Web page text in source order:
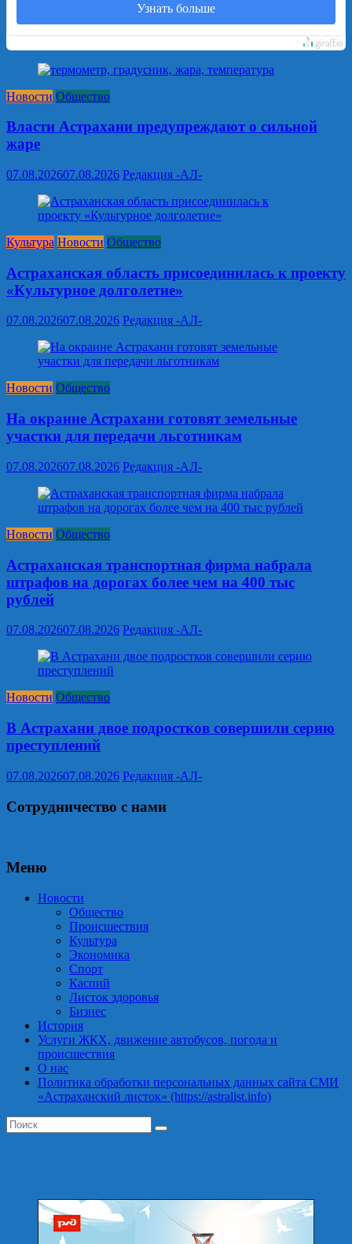
Узнать больше
Новости Общество
Власти Астрахани предупреждают о сильной
жаре
07.08.202607.08.2026 Редакция -АЛ-
Культура Новости Общество
Астраханская область присоединилась к проекту
«Культурное долголетие»
07.08.202607.08.2026 Редакция -АЛ-
Новости Общество
На окраине Астрахани готовят земельные
участки для передачи льготникам
07.08.202607.08.2026 Редакция -АЛ-
Новости Общество
Астраханская транспортная фирма набрала
штрафов на дорогах более чем на 400 тыс
рублей
07.08.202607.08.2026 Редакция -АЛ-
Новости Общество
В Астрахани двое подростков совершили серию
преступлений
07.08.202607.08.2026 Редакция -АЛ-
Сотрудничество с нами
Меню
Новости
Общество
Происшествия
Культура
Экономика
Спорт
Каспий
Листок здоровья
Бизнес
История
Услуги ЖКХ, движение автобусов, погода и
происшествия
О нас
Политика обработки персональных данных сайта СМИ
«Астраханский листок» (https://astralist.info)